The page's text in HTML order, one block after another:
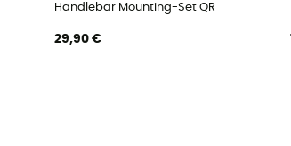
Handlebar Mounting-Set QR
29,90 €